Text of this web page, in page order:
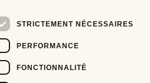
STRICTEMENT NÉCESSAIRES
PERFORMANCE
FONCTIONNALITÉ